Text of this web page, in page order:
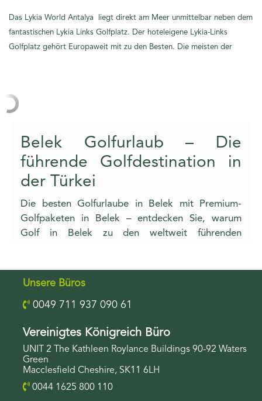
Das Lykia World Antalya liegt direkt am Meer unmittelbar neben dem
fantastischen Lykia Links Golfplatz. Der hoteleigene Lykia-Links
Golfplatz gehört Europaweit mit zu den Besten. Die meisten der
Belek Golfurlaub – Die
führende Golfdestination in
der Türkei
Die besten Golfurlaube in Belek mit Premium-
Golfpaketen in Belek – entdecken Sie, warum
Golf in Belek zu den weltweit führenden
Unsere Büros
0049 711 937 090 61
Vereinigtes Königreich Büro
UNIT 2 The Kathleen Roylance Buildings 90-92 Waters
Green
Macclesfield Cheshire, SK11 6LH
0044 1625 800 110